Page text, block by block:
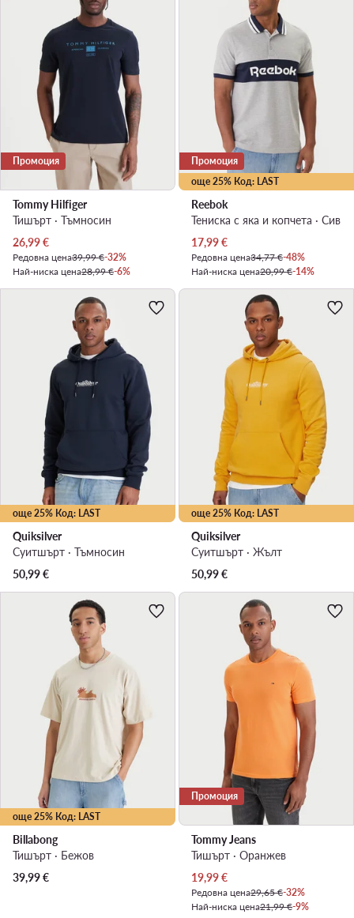
Промоция
Tommy Hilfiger
Тишърт · Тъмносин
Актуална цена
26,99€
Редовна цена39,99 €-32%
Най-ниска цена28,99 €-6%
още 25% Код: LAST
Промоция
Reebok
Тениска с яка и копчета · Сив
Актуална цена
17,99€
Редовна цена34,77 €-48%
Най-ниска цена20,99 €-14%
още 25% Код: LAST
Quiksilver
Суитшърт · Тъмносин
50,99€
още 25% Код: LAST
Quiksilver
Суитшърт · Жълт
50,99€
още 25% Код: LAST
Billabong
Тишърт · Бежов
39,99€
Промоция
Tommy Jeans
Тишърт · Оранжев
Актуална цена
19,99€
Редовна цена29,65 €-32%
Най-ниска цена21,99 €-9%